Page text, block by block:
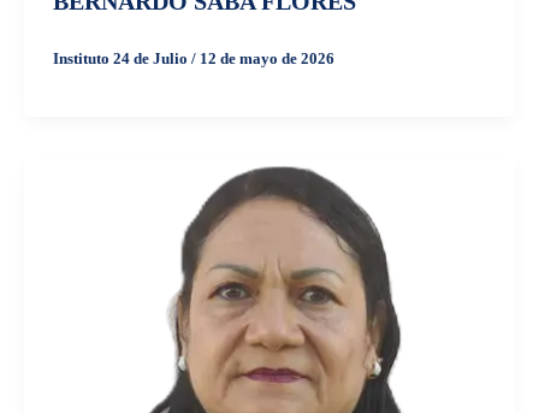
Instituto 24 de Julio / 12 de mayo de 2026